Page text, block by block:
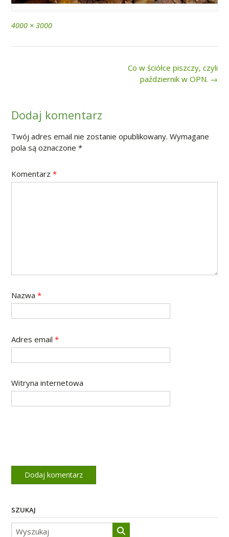
Full
4000 × 3000
Co w ściółce piszczy, czyli
październik w OPN. →
Dodaj komentarz
Twój adres email nie zostanie opublikowany. Wymagane
pola są oznaczone *
Komentarz *
Nazwa *
Adres email *
Witryna internetowa
SZUKAJ